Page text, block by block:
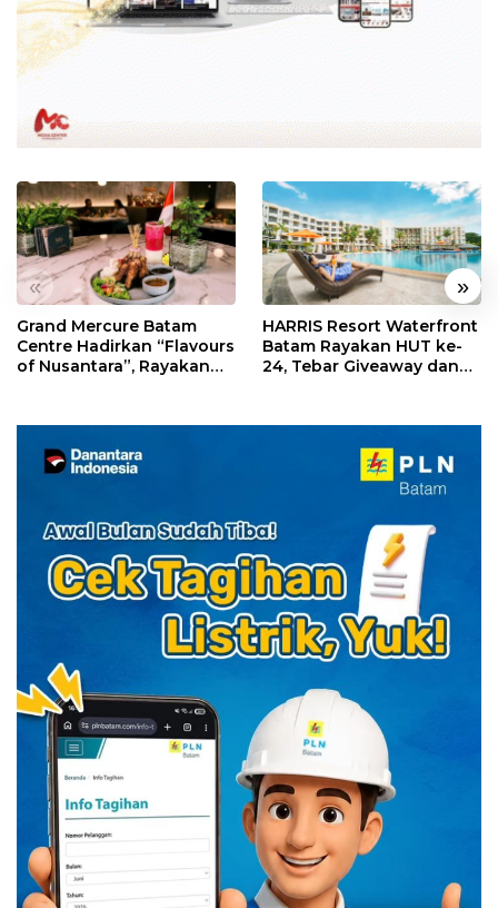
« »
Grand Mercure Batam
Centre Hadirkan “Flavours
of Nusantara”, Rayakan
HARRIS Resort Waterfront
Batam Rayakan HUT ke-
24, Tebar Giveaway dan